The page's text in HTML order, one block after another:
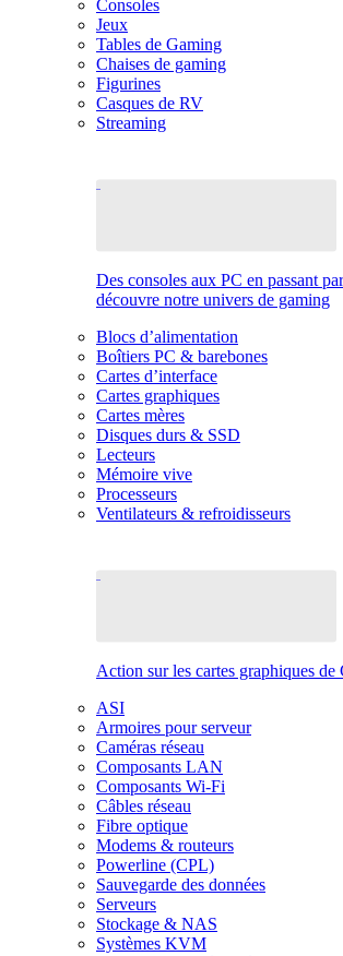
Consoles
Jeux
Tables de Gaming
Chaises de gaming
Figurines
Casques de RV
Streaming
Des consoles aux PC en passant
découvre notre univers de gaming
Blocs d’alimentation
Boîtiers PC & barebones
Cartes d’interface
Cartes graphiques
Cartes mères
Disques durs & SSD
Lecteurs
Mémoire vive
Processeurs
Ventilateurs & refroidisseurs
Action sur les cartes graphiques de
ASI
Armoires pour serveur
Caméras réseau
Composants LAN
Composants Wi-Fi
Câbles réseau
Fibre optique
Modems & routeurs
Powerline (CPL)
Sauvegarde des données
Serveurs
Stockage & NAS
Systèmes KVM